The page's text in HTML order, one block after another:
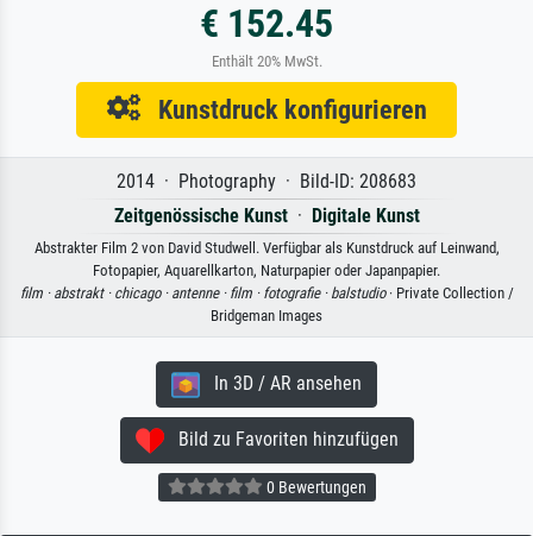
€ 152.45
Enthält 20% MwSt.
Kunstdruck konfigurieren
2014 · Photography · Bild-ID: 208683
Zeitgenössische Kunst· Digitale Kunst
Abstrakter Film 2 von David Studwell. Verfügbar als Kunstdruck auf Leinwand,
Fotopapier, Aquarellkarton, Naturpapier oder Japanpapier.
film · abstrakt · chicago · antenne · film · fotografie · balstudio· Private Collection /
Bridgeman Images
In 3D / AR ansehen
Bild zu Favoriten hinzufügen
0 Bewertungen